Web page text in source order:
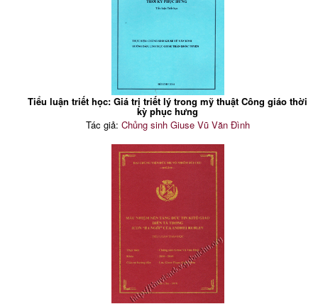
Tiểu luận triết học: Giá trị triết lý trong mỹ thuật Công giáo thời
kỳ phục hưng
Tác giả: Chủng sinh Giuse Vũ Văn Đình